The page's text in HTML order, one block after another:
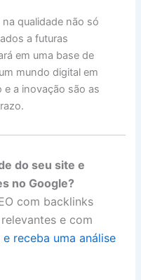
qualidade não só
a futuras
em uma base de
mundo digital em
a inovação são as
do seu site e
no Google?
com backlinks
e com
receba uma análise